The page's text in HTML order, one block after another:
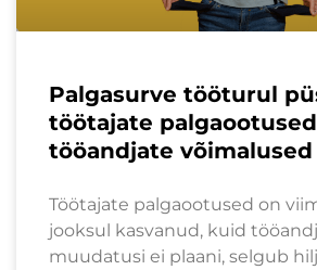
Palgasurve tööturul
töötajate
tööandjate võimalused
Töötajate palgaootused on
jooksul kasvanud, kuid
muudatusi ei plaani, selgub